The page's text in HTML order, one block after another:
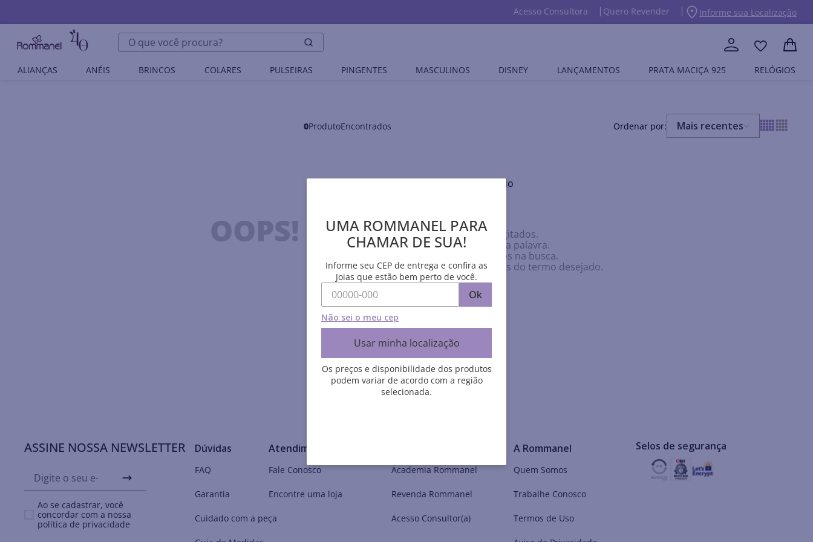
Acesso Consultora Quero Revender Informe sua Localização
O que você procura?
ALIANÇAS ANÉIS BRINCOS COLARES PULSEIRAS PINGENTES MASCULINOS DISNEY LANÇAMENTOS PRATA MACIÇA 925 RELÓGIOS
0Produto Mais recentes
OOPS!
Nenhum produto encontrado
Verifique os termos digitados.
Tente utilizar uma única palavra.
Utilize termos genéricos na busca.
Tente utilizar sinônimos do termo desejado.
ASSINE NOSSA NEWSLETTER
Ao se cadastrar, você
concordar com a nossa
política de privacidade
Dúvidas
FAQ
Garantia
Cuidado com a peça
Atendimento
Fale Conosco
Encontre uma loja
Academia Rommanel
Revenda Rommanel
Acesso Consultor(a)
A Rommanel
Quem Somos
Trabalhe Conosco
Termos de Uso
Selos de segurança
UMA ROMMANEL PARA
CHAMAR DE SUA!
Informe seu CEP de entrega e confira as
Joias que estão bem perto de você.
Ok
Não sei o meu cep
Usar minha localização
Os preços e disponibilidade dos produtos
podem variar de acordo com a região
selecionada.